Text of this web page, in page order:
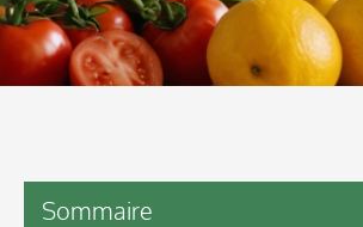
Sommaire